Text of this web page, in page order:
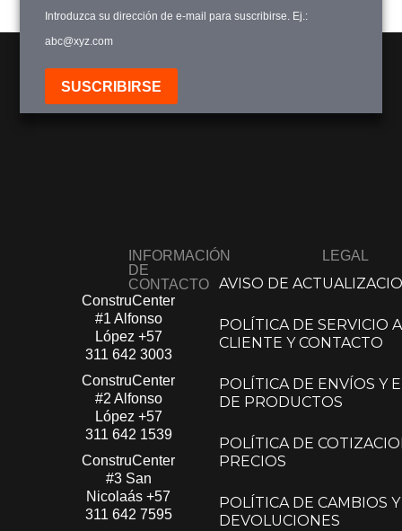
Introduzca su dirección de e-mail para suscribirse. Ej.:
abc@xyz.com
SUSCRIBIRSE
INFORMACIÓN
DE
CONTACTO
ConstruCenter
#1 Alfonso
López​ +57
311 642 3003
ConstruCenter
#2 Alfonso
López​ +57
311 642 1539
ConstruCenter
#3 San
Nicolaás​+57
311 642 7595
LEGAL
AVISO DE
POLÍTICA DE SERVICIO
CLIENTE Y CONTACTO
POLÍTICA DE ENVÍOS Y
DE PRODUCTOS
POLÍTICA DE
PRECIOS
POLÍTICA DE CAMBIOS Y
DEVOLUCIONES